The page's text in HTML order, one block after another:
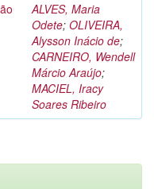
ALVES, Maria
Odete; OLIVEIRA,
Alysson Inácio de;
CARNEIRO, Wendell
Márcio Araújo;
MACIEL, Iracy
Soares Ribeiro